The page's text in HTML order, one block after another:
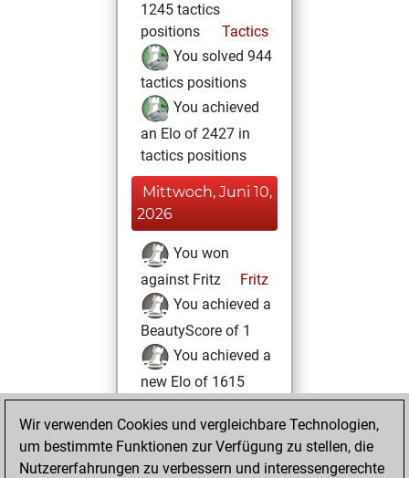
1245 tactics
positions
Tactics
You solved 944
tactics positions
You achieved
an Elo of 2427 in
tactics positions
Mittwoch, Juni 10,
2026
You won
against Fritz
Fritz
You achieved a
BeautyScore of 1
You achieved a
new Elo of 1615
Dienstag,
November 23,
2021
Wir verwenden Cookies und vergleichbare Technologien,
um bestimmte Funktionen zur Verfügung zu stellen, die
Nutzererfahrungen zu verbessern und interessengerechte